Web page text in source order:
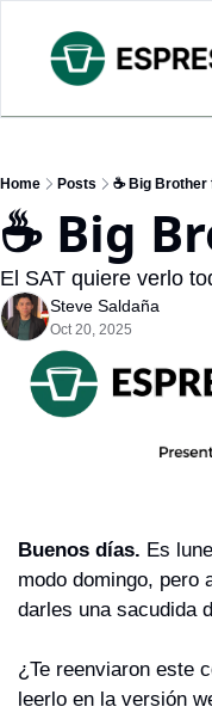
Home Posts ☕ Big Brother
☕ Big
El SAT quiere verlo
Steve Saldaña
Oct 20, 2025
Buenos días. Es
modo domingo, pero
darles una sacudida
¿Te reenviaron este
leerlo en la versión